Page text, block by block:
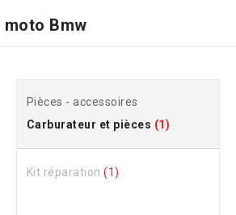
moto Bmw
Pièces - accessoires
Carburateur et pièces (1)
Kit réparation (1)